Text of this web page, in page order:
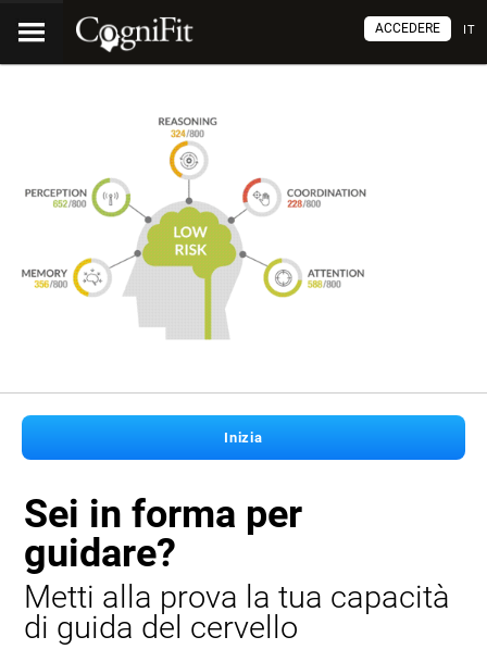
IT
ACCEDERE
Inizia
Sei in forma per
guidare?
Metti alla prova la tua capacità
di guida del cervello